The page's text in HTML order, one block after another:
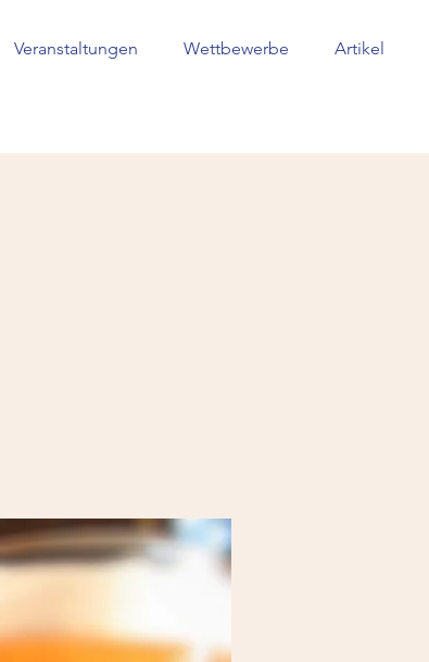
Veranstaltungen Wettbewerbe Artikel